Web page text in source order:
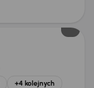
+4 kolejnych